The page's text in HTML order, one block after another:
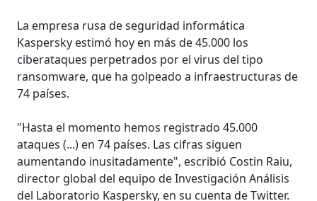
La empresa rusa de seguridad informática
Kaspersky estimó hoy en más de 45.000 los
ciberataques perpetrados por el virus del tipo
ransomware, que ha golpeado a infraestructuras de
74 países.
"Hasta el momento hemos registrado 45.000
ataques (...) en 74 países. Las cifras siguen
aumentando inusitadamente", escribió Costin Raiu,
director global del equipo de Investigación Análisis
del Laboratorio Kaspersky, en su cuenta de Twitter.